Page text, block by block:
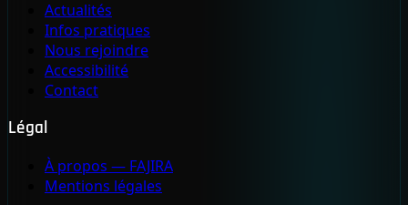
Actualités
Infos pratiques
Nous rejoindre
Accessibilité
Contact
Légal
À propos — FAJIRA
Mentions légales